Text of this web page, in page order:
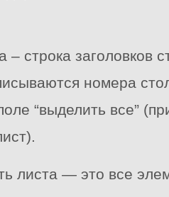
строка заголовков
номера
“выделить все”
листа — это все